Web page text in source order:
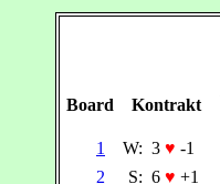
Board Kontrakt
1
W: 3 ♥ -1
2
S: 6 ♥ +1